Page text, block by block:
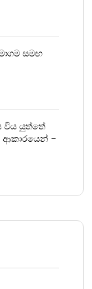
සමඟ
විය යුත්තේ
–